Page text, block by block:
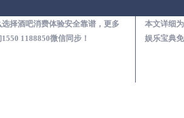
择酒吧消费体验安全靠谱，更多
1188850微信同步！
本文详细
娱乐宝典